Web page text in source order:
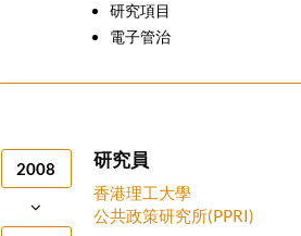
研究項目
電子管治
2008 研究員
香港理工大學
公共政策研究所(PPRI)